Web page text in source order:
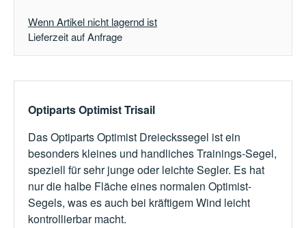
Wenn Artikel nicht lagernd ist
Lieferzeit auf Anfrage
Optiparts Optimist Trisail
Das Optiparts Optimist Dreieckssegel ist ein
besonders kleines und handliches Trainings-Segel,
speziell für sehr junge oder leichte Segler. Es hat
nur die halbe Fläche eines normalen Optimist-
Segels, was es auch bei kräftigem Wind leicht
kontrollierbar macht.